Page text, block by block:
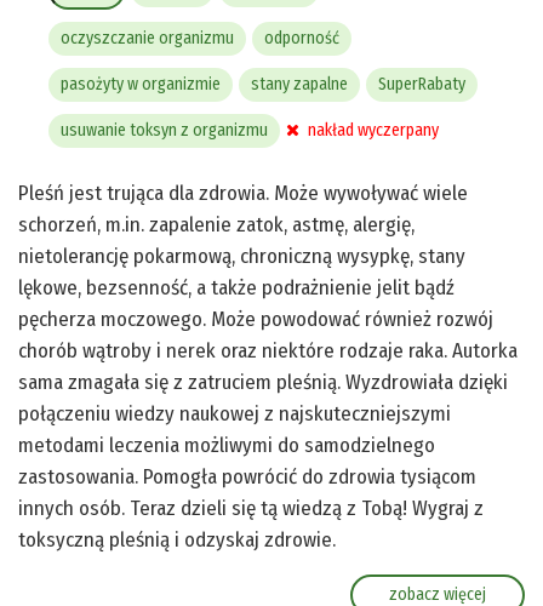
oczyszczanie organizmu odporność
pasożyty w organizmie stany zapalne SuperRabaty
usuwanie toksyn z organizmu nakład wyczerpany
Pleśń jest trująca dla zdrowia. Może wywoływać wiele
schorzeń, m.in. zapalenie zatok, astmę, alergię,
nietolerancję pokarmową, chroniczną wysypkę, stany
lękowe, bezsenność, a także podrażnienie jelit bądź
pęcherza moczowego. Może powodować również rozwój
chorób wątroby i nerek oraz niektóre rodzaje raka. Autorka
sama zmagała się z zatruciem pleśnią. Wyzdrowiała dzięki
połączeniu wiedzy naukowej z najskuteczniejszymi
metodami leczenia możliwymi do samodzielnego
zastosowania. Pomogła powrócić do zdrowia tysiącom
innych osób. Teraz dzieli się tą wiedzą z Tobą! Wygraj z
toksyczną pleśnią i odzyskaj zdrowie.
zobacz więcej